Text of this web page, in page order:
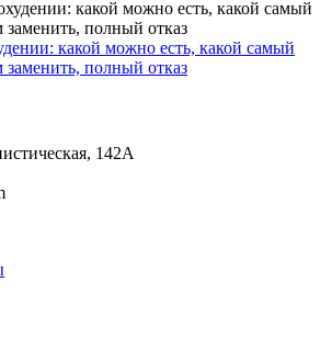
какой можно есть, какой самый
полный отказ
142А